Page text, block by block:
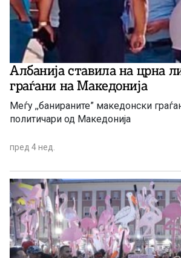
Албанија ставила на црна
граѓани на Македонија
Меѓу ,,банираните” македонски
политичари од Македонија
пред 4 нед.